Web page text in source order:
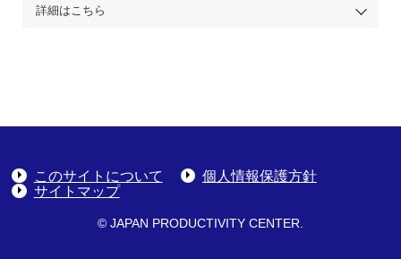
詳細はこちら
このサイトについて
個人情報保護方針
サイトマップ
© JAPAN PRODUCTIVITY CENTER.